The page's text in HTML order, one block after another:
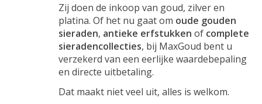
Zij doen de inkoop van goud, zilver en
platina. Of het nu gaat om oude gouden
sieraden, antieke erfstukken of complete
sieradencollecties, bij MaxGoud bent u
verzekerd van een eerlijke waardebepaling
en directe uitbetaling.
Dat maakt niet veel uit, alles is welkom.